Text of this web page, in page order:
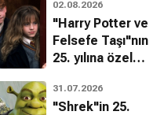
02.08.2026
"Harry Potter ve
Felsefe Taşı"nın
25. yılına özel
bilinmeyenleri!
31.07.2026
"Shrek"in 25.